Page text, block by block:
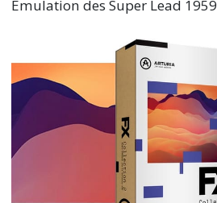
Emulation des Super Lead 1959